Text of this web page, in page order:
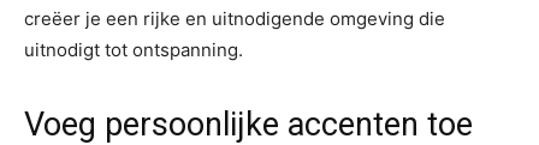
creëer je een rijke en uitnodigende omgeving die
uitnodigt tot ontspanning.
Voeg persoonlijke accenten toe